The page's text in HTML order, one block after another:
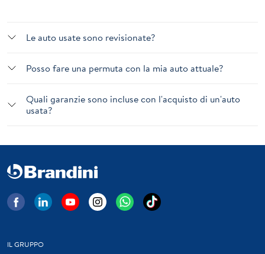
Le auto usate sono revisionate?
Posso fare una permuta con la mia auto attuale?
Quali garanzie sono incluse con l'acquisto di un'auto
usata?
IL GRUPPO